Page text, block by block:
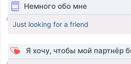
Немного обо мне
Just looking for a friend
Я хочу, чтобы мой партнёр